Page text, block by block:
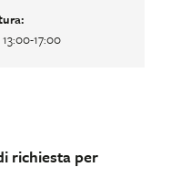
17:00
richiesta per